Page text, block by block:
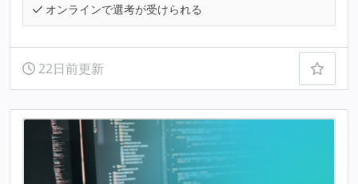
オンラインで選考が受けられる
22日前更新